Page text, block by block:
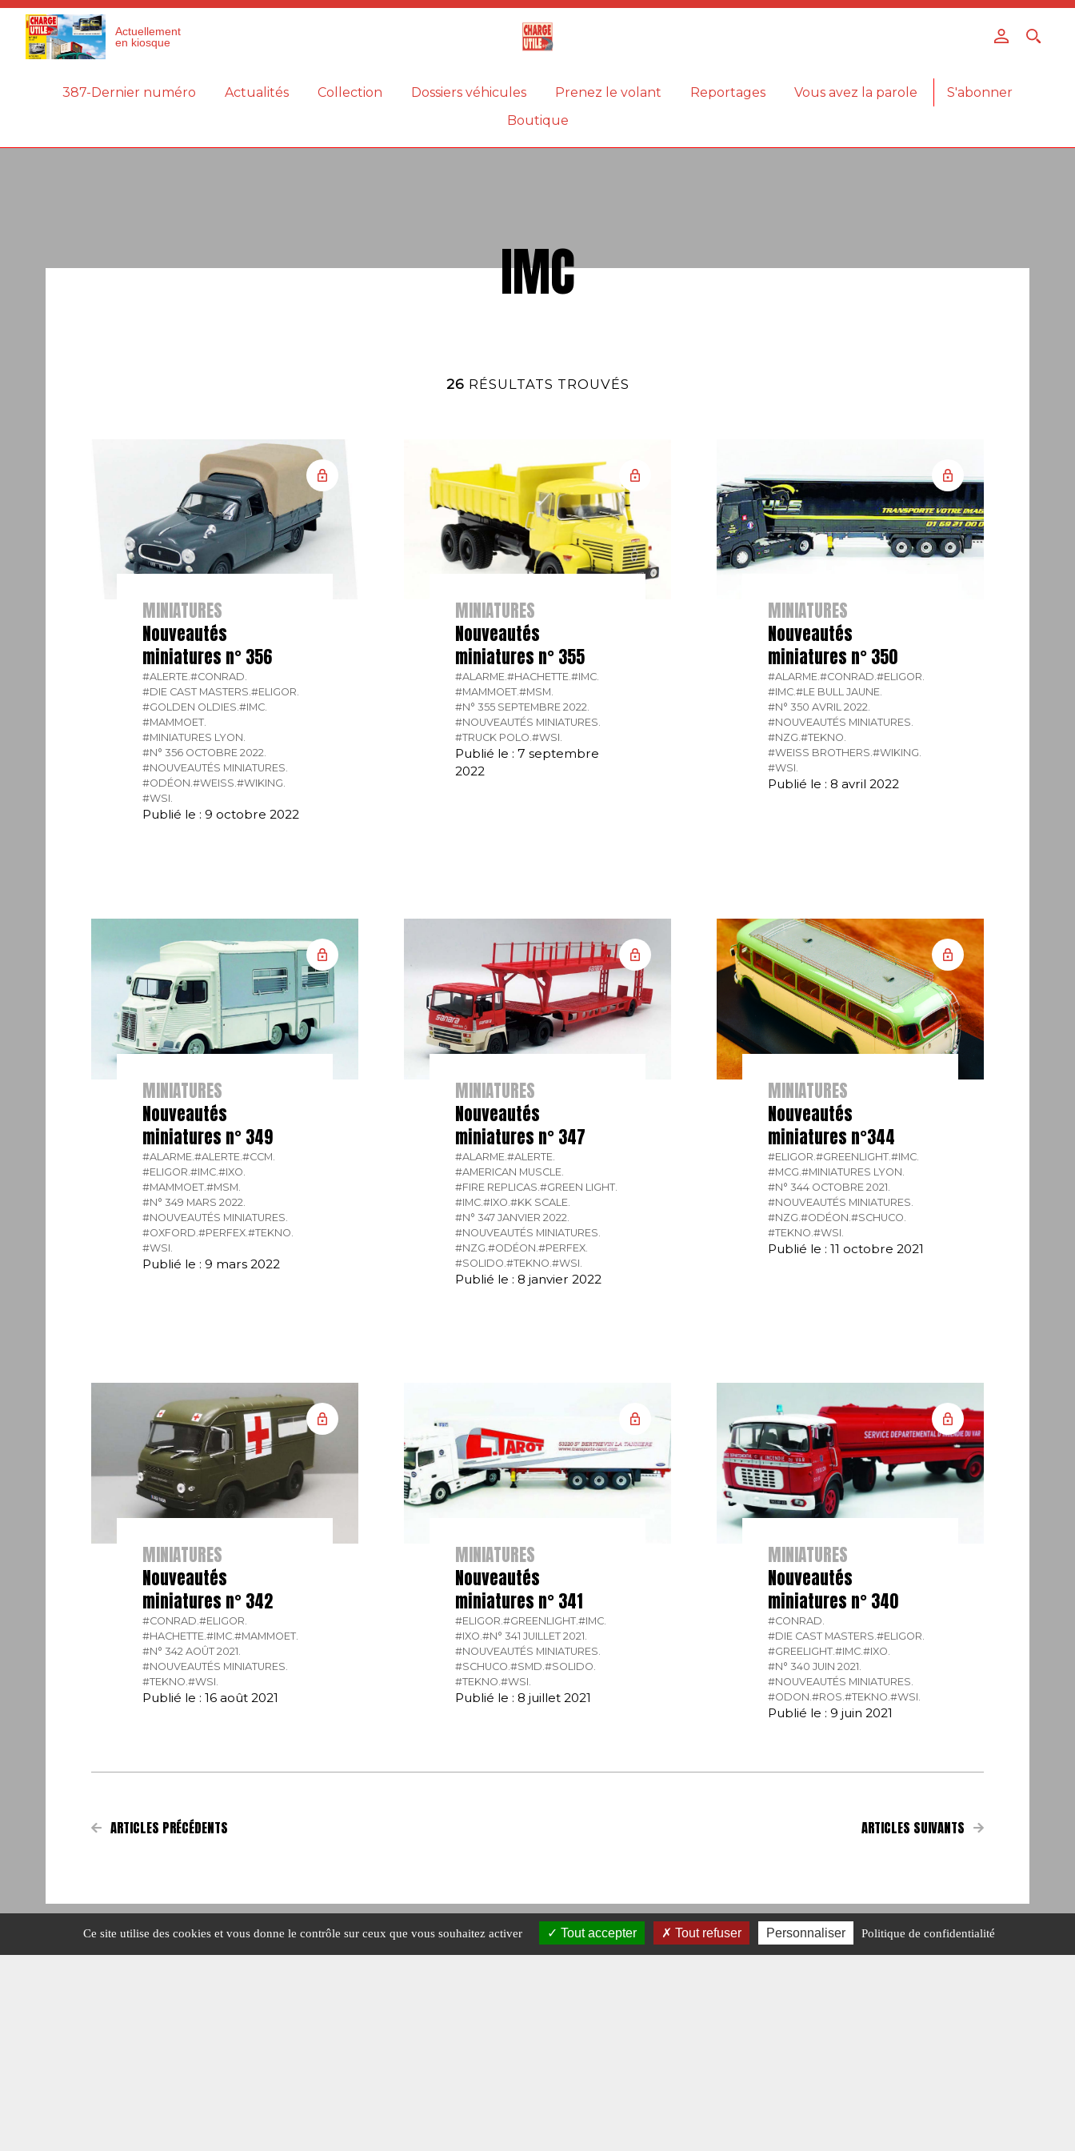
Actuellement
en kiosque
387-Dernier numéro Actualités Collection Dossiers véhicules Prenez le volant Reportages Vous avez la parole
S'abonner
Boutique
IMC
26 RÉSULTATS TROUVÉS
MINIATURES
Nouveautés
miniatures n° 356
#ALERTE.#CONRAD.
#DIE CAST MASTERS.#ELIGOR.
#GOLDEN OLDIES.#IMC.
#MAMMOET.
#MINIATURES LYON.
#N° 356 OCTOBRE 2022.
#NOUVEAUTÉS MINIATURES.
#ODÉON.#WEISS.#WIKING.
#WSI.
Publié le : 9 octobre 2022
MINIATURES
Nouveautés
miniatures n° 355
#ALARME.#HACHETTE.#IMC.
#MAMMOET.#MSM.
#N° 355 SEPTEMBRE 2022.
#NOUVEAUTÉS MINIATURES.
#TRUCK POLO.#WSI.
Publié le : 7 septembre
2022
MINIATURES
Nouveautés
miniatures n° 350
#ALARME.#CONRAD.#ELIGOR.
#IMC.#LE BULL JAUNE.
#N° 350 AVRIL 2022.
#NOUVEAUTÉS MINIATURES.
#NZG.#TEKNO.
#WEISS BROTHERS.#WIKING.
#WSI.
Publié le : 8 avril 2022
MINIATURES
Nouveautés
miniatures n° 349
#ALARME. #ALERTE. #CCM.
#ELIGOR. #IMC. #IXO.
#MAMMOET. #MSM.
#N° 349 MARS 2022.
#NOUVEAUTÉS MINIATURES.
#OXFORD. #PERFEX. #TEKNO.
#WSI.
Publié le : 9 mars 2022
MINIATURES
Nouveautés
miniatures n° 347
#ALARME. #ALERTE.
#AMERICAN MUSCLE.
#FIRE REPLICAS. #GREEN LIGHT.
#IMC. #IXO. #KK SCALE.
#N° 347 JANVIER 2022.
#NOUVEAUTÉS MINIATURES.
#NZG. #ODÉON. #PERFEX.
#SOLIDO. #TEKNO. #WSI.
Publié le : 8 janvier 2022
MINIATURES
Nouveautés
miniatures n°344
#ELIGOR. #GREENLIGHT. #IMC.
#MCG. #MINIATURES LYON.
#N° 344 OCTOBRE 2021.
#NOUVEAUTÉS MINIATURES.
#NZG. #ODÉON. #SCHUCO.
#TEKNO. #WSI.
Publié le : 11 octobre 2021
MINIATURES
Nouveautés
miniatures n° 342
#CONRAD.#ELIGOR.
#HACHETTE.#IMC.#MAMMOET.
#N° 342 AOÛT 2021.
#NOUVEAUTÉS MINIATURES.
#TEKNO.#WSI.
Publié le : 16 août 2021
MINIATURES
Nouveautés
miniatures n° 341
#ELIGOR.#GREENLIGHT.#IMC.
#IXO.#N° 341 JUILLET 2021.
#NOUVEAUTÉS MINIATURES.
#SCHUCO.#SMD.#SOLIDO.
#TEKNO.#WSI.
Publié le : 8 juillet 2021
MINIATURES
Nouveautés
miniatures n° 340
#CONRAD.
#DIE CAST MASTERS.#ELIGOR.
#GREELIGHT.#IMC.#IXO.
#N° 340 JUIN 2021.
#NOUVEAUTÉS MINIATURES.
#ODON.#ROS.#TEKNO.#WSI.
Publié le : 9 juin 2021
ARTICLES PRÉCÉDENTS ARTICLES SUIVANTS
Panneau de gestion des cookies
Ce site utilise des cookies et vous donne le contrôle sur ceux que vous souhaitez activer Tout accepter Tout refuser Personnaliser Politique de confidentialité